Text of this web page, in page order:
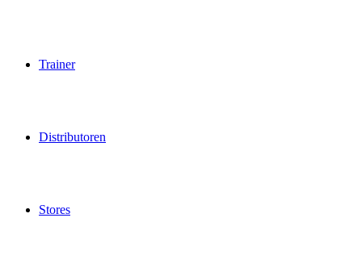
Trainer
Distributoren
Stores